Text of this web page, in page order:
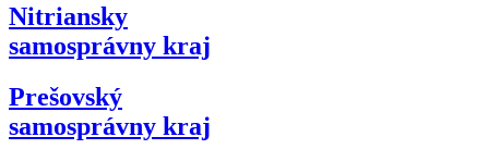
Nitriansky
samosprávny kraj
Prešovský
samosprávny kraj